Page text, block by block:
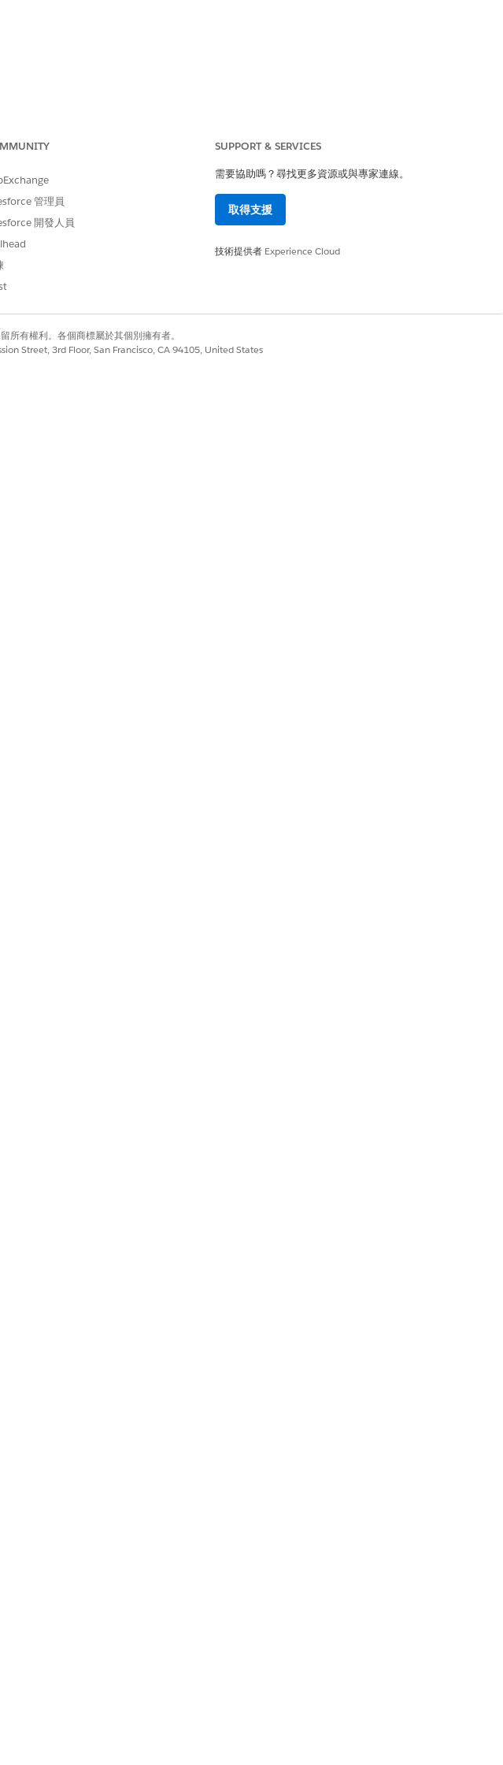
唯一
不區分大小寫
不區分大小寫
是 不區分大小寫
管理員
開發人員
SUPPORT & SERVICES
需要協助嗎？尋找更多資源或與專家連線。
取得支援
技術提供者 Experience Cloud
有權利。各個商標屬於其個別擁有者。
Street, 3rd Floor, San Francisco, CA 94105, United States